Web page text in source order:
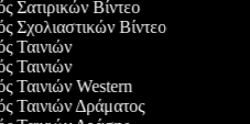
Σατιρικών Βίντεο
Σχολιαστικών Βίντεο
Ταινιών
Ταινιών
Ταινιών Western
Ταινιών Δράματος